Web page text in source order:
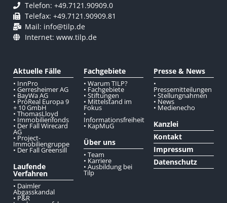
Telefon: +49.7121.90909.0
Telefax: +49.7121.90909.81
Mail: info@tilp.de
Internet: www.tilp.de
Aktuelle Fälle
• InnPro
• Gerresheimer AG
• BayWa AG
• ProReal Europa 9
+ 10 GmbH
• ThomasLloyd
• Immobilienfonds
• Der Fall Wirecard
AG
• Project-
Immobiliengruppe
• Der Fall Greensill
Laufende
Verfahren
• Daimler
Abgasskandal
• P&R
Fachgebiete
• Warum TILP?
• Fachgebiete
• Stiftungen
• Mittelstand im
Fokus
•
Informationsfreiheit
• KapMuG
Über uns
• Team
• Karriere
• Ausbildung bei
Tilp
Presse & News
•
Pressemitteilungen
• Stellungnahmen
• News
• Medienecho
Kanzlei
Kontakt
Impressum
Datenschutz